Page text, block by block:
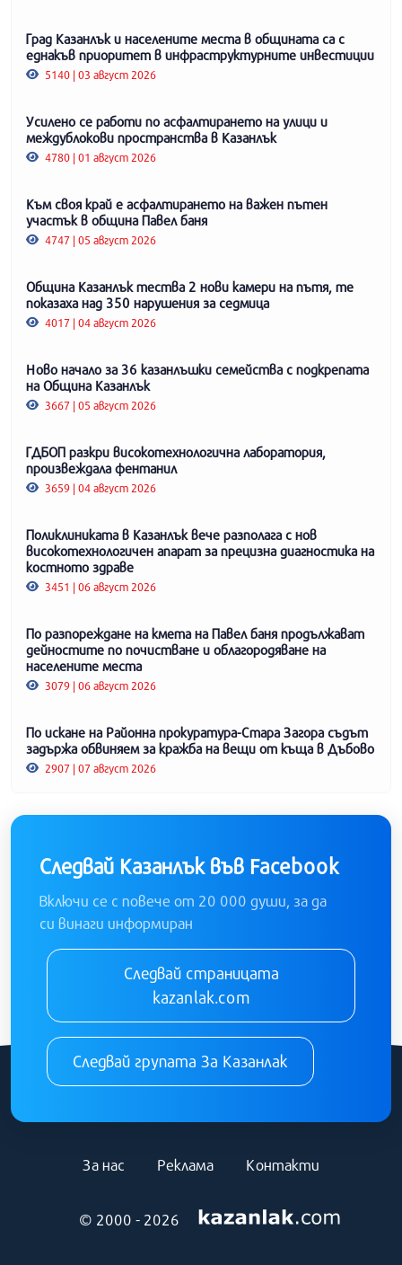
Град Казанлък и населените места в общината са с
еднакъв приоритет в инфраструктурните инвестиции
5140 | 03 август 2026
Усилено се работи по асфалтирането на улици и
междублокови пространства в Казанлък
4780 | 01 август 2026
Към своя край е асфалтирането на важен пътен
участък в община Павел баня
4747 | 05 август 2026
Община Казанлък тества 2 нови камери на пътя, те
показаха над 350 нарушения за седмица
4017 | 04 август 2026
Ново начало за 36 казанлъшки семейства с подкрепата
на Община Казанлък
3667 | 05 август 2026
ГДБОП разкри високотехнологична лаборатория,
произвеждала фентанил
3659 | 04 август 2026
Поликлиниката в Казанлък вече разполага с нов
високотехнологичен апарат за прецизна диагностика на
костното здраве
3451 | 06 август 2026
По разпореждане на кмета на Павел баня продължават
дейностите по почистване и облагородяване на
населените места
3079 | 06 август 2026
По искане на Районна прокуратура-Стара Загора съдът
задържа обвиняем за кражба на вещи от къща в Дъбово
2907 | 07 август 2026
Следвай Казанлък във Facebook
Включи се с повече от 20 000 души, за да
си винаги информиран
Следвай страницата
kazanlak.com
Следвай групата За Казанлак
© 2000 - 2026
За нас Реклама Контакти